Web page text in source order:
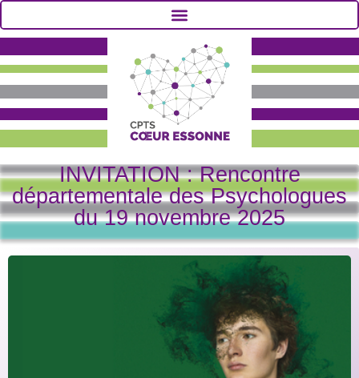
INVITATION : Rencontre
départementale des Psychologues
du 19 novembre 2025